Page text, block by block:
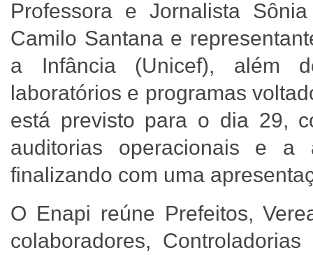
Professora e Jornalista
Camilo Santana e
a Infância (Unicef), além
laboratórios e programas
está previsto para o dia 29,
auditorias operacionais e a
finalizando com uma
O Enapi reúne Prefeitos,
colaboradores,